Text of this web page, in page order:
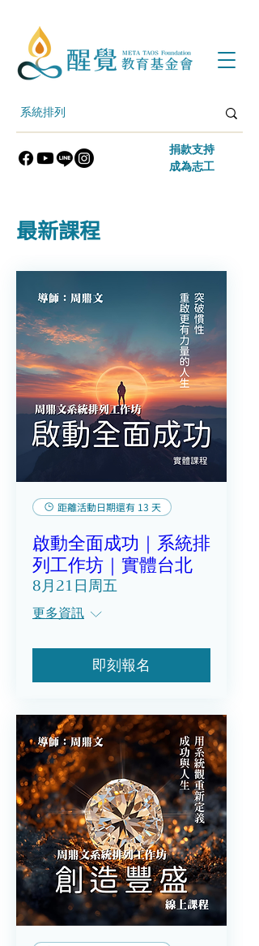
​捐款支持
​成為志工
​最新課程
距離活動日期還有 13 天
啟動全面成功｜系統排
列工作坊｜實體台北
8月21日周五
更多資訊
即刻報名